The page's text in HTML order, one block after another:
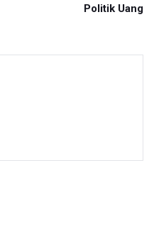
Politik Uang